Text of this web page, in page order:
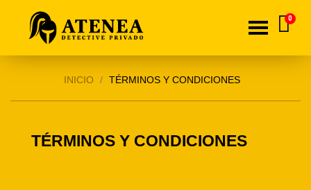
INICIO TÉRMINOS Y CONDICIONES
TÉRMINOS Y CONDICIONES